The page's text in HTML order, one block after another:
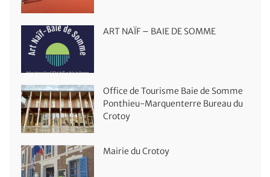
ART NAÏF – BAIE DE SOMME
Office de Tourisme Baie de Somme
Ponthieu-Marquenterre Bureau du
Crotoy
Mairie du Crotoy